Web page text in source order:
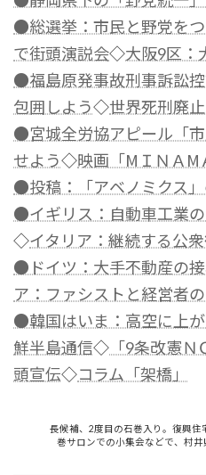
時
:
●総選挙：市民と野党を
で街頭演説会◇大阪9区：
●福島原発事故刑事訴訟
包囲しよう◇世界死刑廃
●宮城全労協アピール「
せよう◇映画「МＩＮＡМ
●投稿：「アベノミクス」
●イギリス：自動車工業
◇イタリア：継続する公
●ドイツ：大手不動産の
ア：ファシストと経営者
●韓国はいま：高空に上
鮮半島通信◇ 「9条改憲
頭宣伝◇コラム「架橋」
長候補、2度目の石巻入り。復興
巻サロンでの小集会などで、村